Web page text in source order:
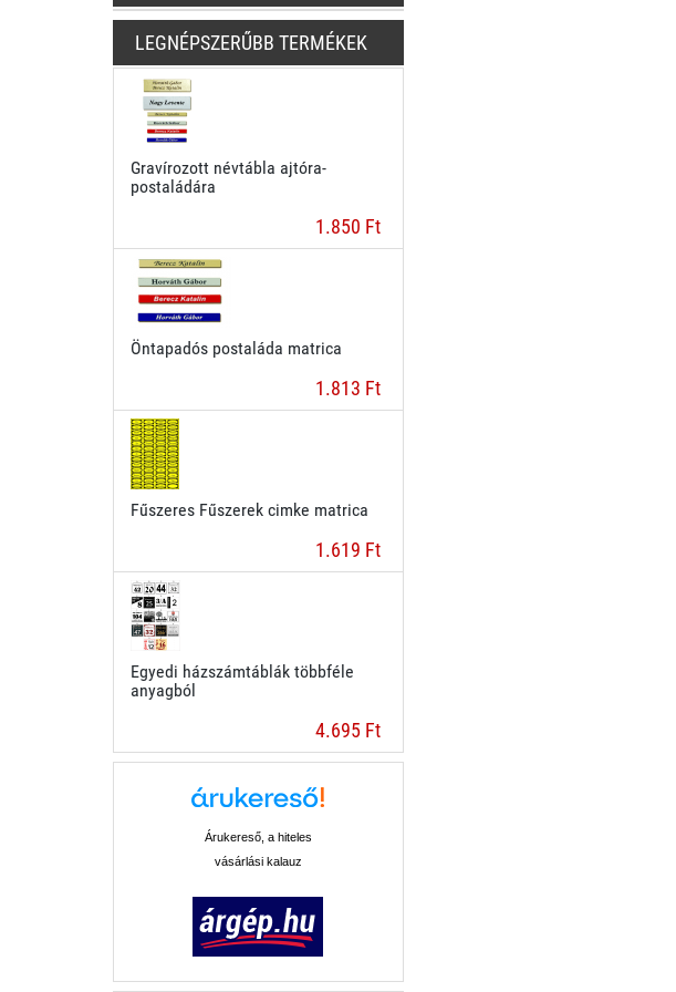
LEGNÉPSZERŰBB TERMÉKEK
Gravírozott névtábla ajtóra-
postaládára
1.850 Ft
Öntapadós postaláda matrica
1.813 Ft
Fűszeres Fűszerek cimke matrica
1.619 Ft
Egyedi házszámtáblák többféle
anyagból
4.695 Ft
Árukereső, a hiteles
vásárlási kalauz